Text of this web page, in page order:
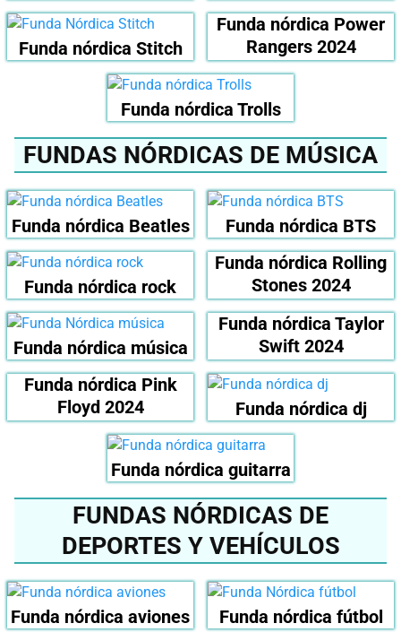
Funda nórdica Stitch
Funda nórdica Power
Rangers 2024
Funda nórdica Trolls
FUNDAS NÓRDICAS DE MÚSICA
Funda nórdica Beatles Funda nórdica BTS
Funda nórdica rock
Funda nórdica Rolling
Stones 2024
Funda nórdica música
Funda nórdica Taylor
Swift 2024
Funda nórdica Pink
Floyd 2024
Funda nórdica dj
Funda nórdica guitarra
FUNDAS NÓRDICAS DE
DEPORTES Y VEHÍCULOS
Funda nórdica aviones Funda nórdica fútbol